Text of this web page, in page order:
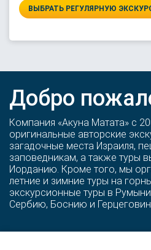
ВЫБРАТЬ РЕГУЛЯРНУЮ
Добро
Компания «Акуна Матата» с
оригинальные авторские
загадочные места Израиля,
заповедникам, а также туры
Иорданию. Кроме того, мы
летние и зимние туры на
экскурсионные туры в
Сербию, Боснию и